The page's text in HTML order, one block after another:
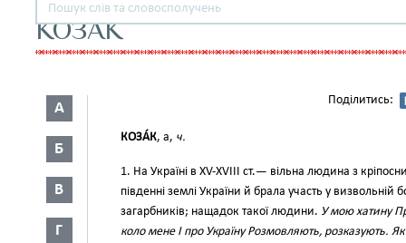
КОЗАК
А
Б
В
Г
Поділитись:
КОЗА́К, а, ч.
1. На Україні в XV-XVIII ст.— вільна людина з
південні землі України й брала участь у визвольній
загарбників; нащадок такої людини. У мою хатину
коло мене І про Україну Розмовляють, розказують.